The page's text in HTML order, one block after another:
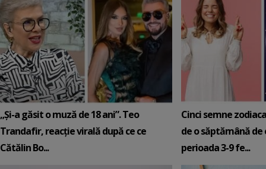
„Și-a găsit o muză de 18 ani”. Teo
Trandafir, reacție virală după ce ce
Cătălin Bo...
Cinci semne
de o săptămână de
perioada 3-9 fe...